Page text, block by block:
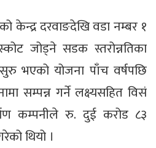
केन्द्र दरवाङदेखि वडा नम्बर १
जोड्ने सडक स्तरोन्नतिका
भएको योजना पाँच वर्षपछि
सम्पन्न गर्ने लक्ष्यसहित विसं
कम्पनीले रु. दुई करोड ८३
थियो ।